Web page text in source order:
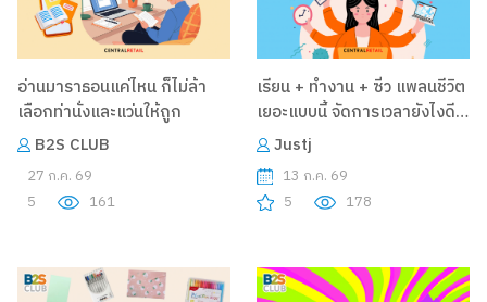
อ่านมาราธอนแค่ไหน ก็ไม่ล้า
เลือกท่านั่งและแว่นให้ถูก
B2S CLUB
27 ก.ค. 69
5
161
เรียน + ทำงาน + ซิ่ว แพลนชีวิต
เยอะแบบนี้ จัดการเวลายังไงดี
นะ ?Justj
13 ก.ค. 69
5
178